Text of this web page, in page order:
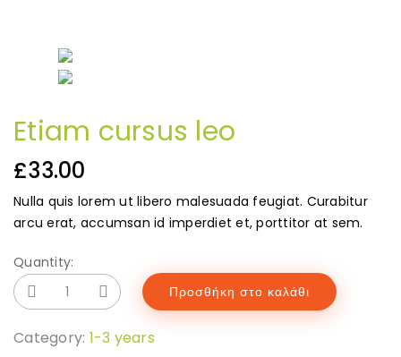
Etiam cursus leo
£33.00
Nulla quis lorem ut libero malesuada feugiat. Curabitur
arcu erat, accumsan id imperdiet et, porttitor at sem.
Quantity:
Προσθήκη στο καλάθι
Category: 1-3 years